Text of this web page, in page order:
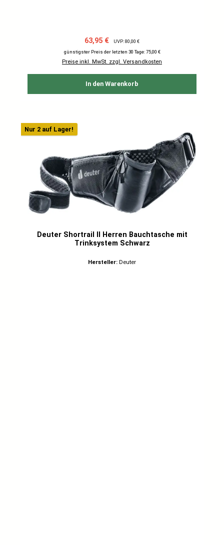
Verkaufspreis:
63,95 € Regulärer Preis:
UVP: 80,00 €
günstigster Preis der letzten 30 Tage: 75,00 €
Preise inkl. MwSt. zzgl. Versandkosten
In den Warenkorb
Nur 2 auf Lager!
Deuter Shortrail II Herren Bauchtasche mit
Trinksystem Schwarz
Hersteller: Deuter